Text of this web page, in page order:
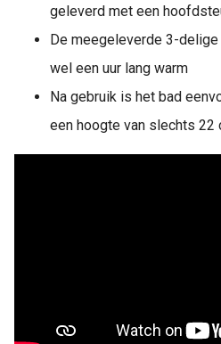
geleverd met een
De meegeleverde 3-
wel een uur lang warm
Na gebruik is het bad
een hoogte van slechts 22